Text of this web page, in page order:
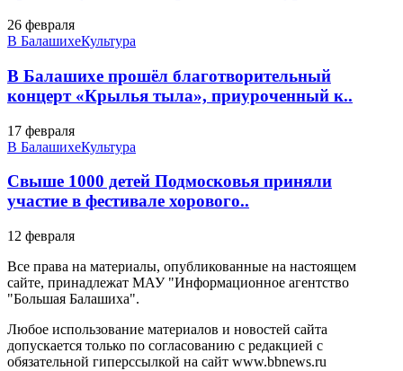
26 февраля
В БалашихеКультура
В Балашихе прошёл благотворительный
концерт «Крылья тыла», приуроченный к..
17 февраля
В БалашихеКультура
Свыше 1000 детей Подмосковья приняли
участие в фестивале хорового..
12 февраля
Все права на материалы, опубликованные на настоящем
сайте, принадлежат МАУ "Информационное агентство
"Большая Балашиха".
Любое использование материалов и новостей сайта
допускается только по согласованию с редакцией с
обязательной гиперссылкой на сайт www.bbnews.ru